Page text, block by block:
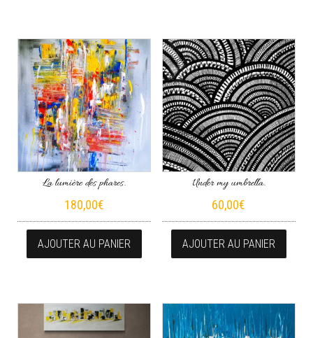
La lumière des phares.
180,00€
AJOUTER AU PANIER
Under my umbrella.
60,00€
AJOUTER AU PANIER